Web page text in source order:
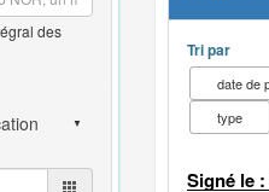
des
Tri par
date de
type
Signé le :